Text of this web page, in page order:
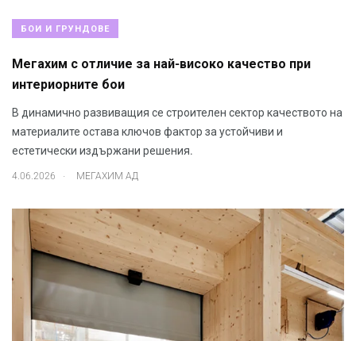
БОИ И ГРУНДОВЕ
Мегахим с отличие за най-високо качество при
интериорните бои
В динамично развиващия се строителен сектор качеството на
материалите остава ключов фактор за устойчиви и
естетически издържани решения.
4.06.2026 . МЕГАХИМ АД